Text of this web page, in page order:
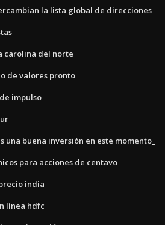
la lista global de direcciones
carolina del norte
de valores pronto
impulso
una buena inversión en este momento_
para acciones de centavo
india
línea hdfc